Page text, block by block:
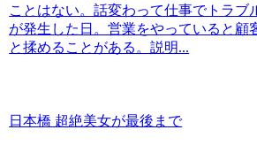
ことはない。話変わって仕事でトラブ
が発生した日。営業をやっていると顧
と揉めることがある。説明...
日本橋 超絶美女が最後まで